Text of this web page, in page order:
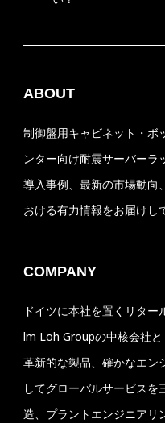
ABOUT
制御盤用キャビネット・ボ
ンター向け耐震サーバーラ
導入事例、最新の市場動向
おける有力情報をお届けし
COMPANY
ドイツに本社を置くリタ
lm Loh Groupの中核会社と
革新的な製品、確かなエン
してグローバルサービス
造、プラントエンジニアリ